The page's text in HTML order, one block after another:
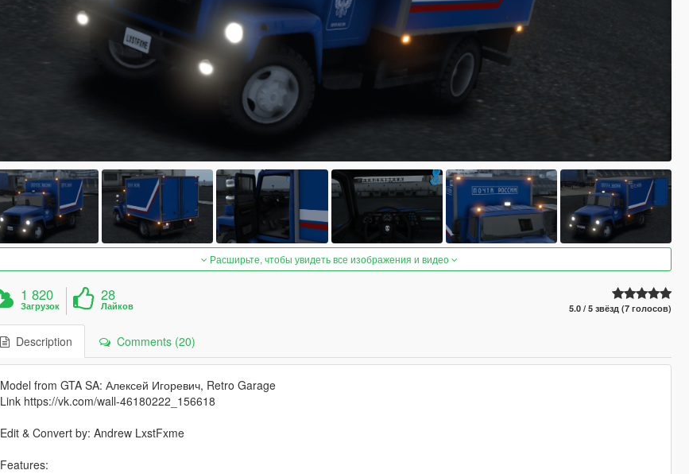
Расширьте, чтобы увидеть все изображения и видео
1 820
Загрузок
28
Лайков 5.0 / 5 звёзд (7 голосов)
Description Comments (20)
Model from GTA SA: Алексей Игоревич, Retro Garage
Link https://vk.com/wall-46180222_156618
Edit & Convert by: Andrew LxstFxme
Features: